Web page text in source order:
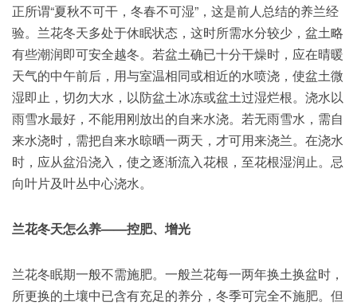
正所谓“夏秋不可干，冬春不可湿”，这是前人总结的养兰经
验。兰花冬天多处于休眠状态，这时所需水分较少，盆土略
有些潮润即可安全越冬。若盆土确已十分干燥时，应在晴暖
天气的中午前后，用与室温相同或相近的水喷浇，使盆土微
湿即止，切勿大水，以防盆土冰冻或盆土过湿烂根。浇水以
雨雪水最好，不能用刚放出的自来水浇。若无雨雪水，需自
来水浇时，需把自来水晾晒一两天，才可用来浇兰。在浇水
时，应从盆沿浇入，使之逐渐流入花根，至花根湿润止。忌
向叶片及叶丛中心浇水。
兰花冬天怎么养——控肥、增光
兰花冬眠期一般不需施肥。一般兰花每一两年换土换盆时，
所更换的土壤中已含有充足的养分，冬季可完全不施肥。但